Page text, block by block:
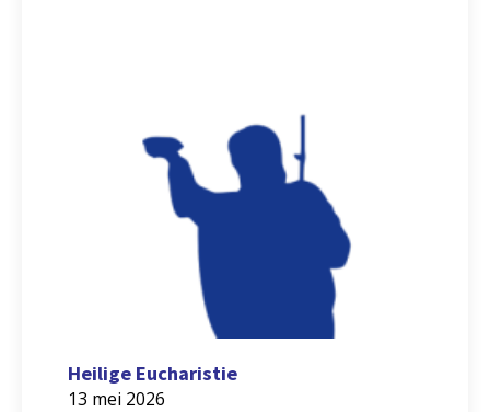
Heilige Eucharistie
13 mei 2026